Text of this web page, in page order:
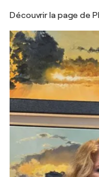
Découvrir la page de